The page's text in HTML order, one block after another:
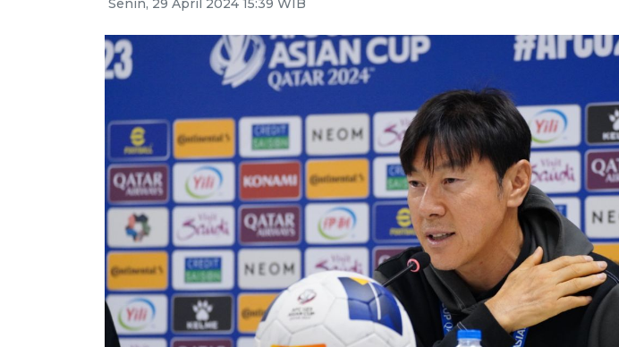
Senin, 29 April 2024 15:39 WIB